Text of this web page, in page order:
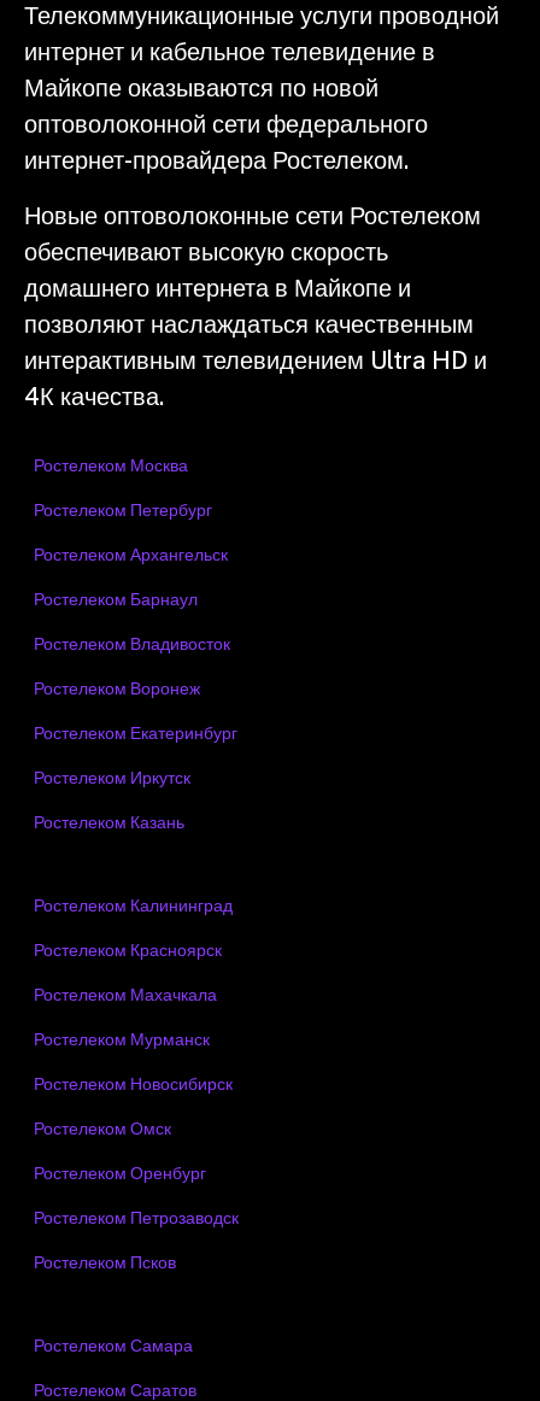
Телекоммуникационные услуги проводной
интернет и кабельное телевидение в
Майкопе оказываются по новой
оптоволоконной сети федерального
интернет-провайдера Ростелеком.
Новые оптоволоконные сети Ростелеком
обеспечивают высокую скорость
домашнего интернета в Майкопе и
позволяют наслаждаться качественным
интерактивным телевидением Ultra HD и
4К качества.
Ростелеком Москва
Ростелеком Петербург
Ростелеком Архангельск
Ростелеком Барнаул
Ростелеком Владивосток
Ростелеком Воронеж
Ростелеком Екатеринбург
Ростелеком Иркутск
Ростелеком Казань
Ростелеком Калининград
Ростелеком Красноярск
Ростелеком Махачкала
Ростелеком Мурманск
Ростелеком Новосибирск
Ростелеком Омск
Ростелеком Оренбург
Ростелеком Петрозаводск
Ростелеком Псков
Ростелеком Самара
Ростелеком Саратов